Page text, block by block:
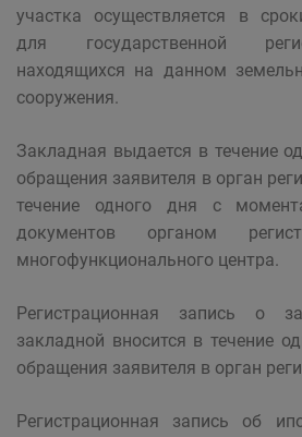
участка осуществляется в
для государственной
находящихся на данном
сооружения.
Закладная выдается в течение
обращения заявителя в орган
течение одного дня с
документов органом
многофункционального центра.
Регистрационная запись о
закладной вносится в течение
обращения заявителя в орган
Регистрационная запись об